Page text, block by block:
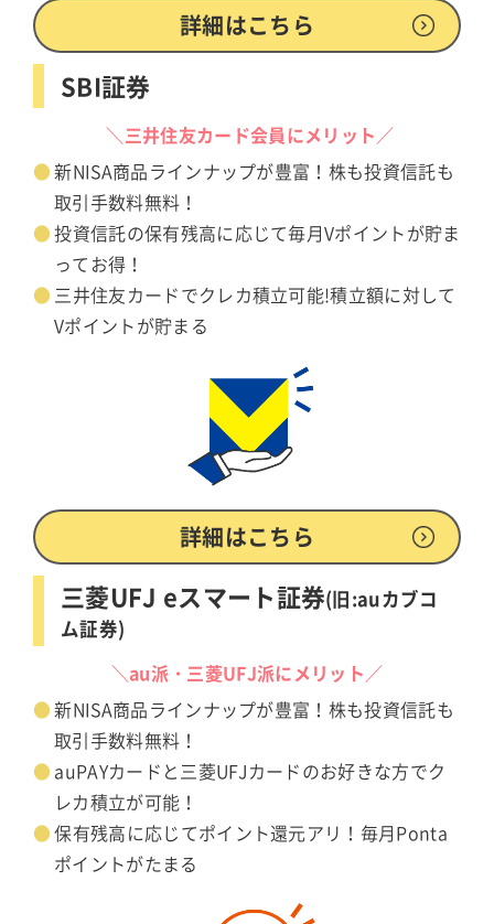
詳細はこちら
SBI証券
＼三井住友カード会員にメリット／
新NISA商品ラインナップが豊富！株も投資信託も
取引手数料無料！
投資信託の保有残高に応じて毎月Vポイントが貯ま
ってお得！
三井住友カードでクレカ積立可能!積立額に対して
Vポイントが貯まる
詳細はこちら
三菱UFJ eスマート証券(旧:auカブコ
ム証券)
＼au派・三菱UFJ派にメリット／
新NISA商品ラインナップが豊富！株も投資信託も
取引手数料無料！
auPAYカードと三菱UFJカードのお好きな方でク
レカ積立が可能！
保有残高に応じてポイント還元アリ！毎月Ponta
ポイントがたまる